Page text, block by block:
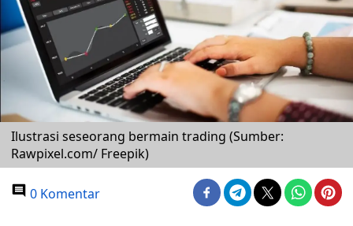
Ilustrasi seseorang bermain trading (Sumber:
Rawpixel.com/ Freepik)
0 Komentar